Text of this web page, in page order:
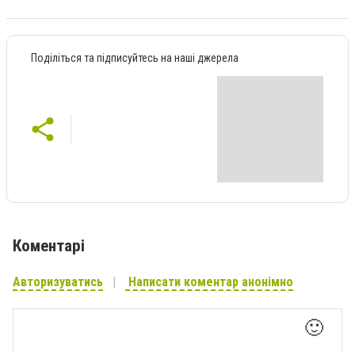
Поділіться та підписуйтесь на наші джерела
Коментарі
Авторизуватись Написати коментар анонімно
🙂